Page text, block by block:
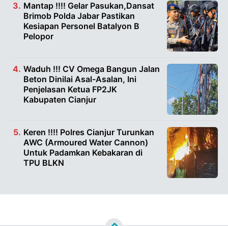
Mantap !!!! Gelar Pasukan,Dansat
Brimob Polda Jabar Pastikan
Kesiapan Personel Batalyon B
Pelopor
Waduh !!! CV Omega Bangun Jalan
Beton Dinilai Asal-Asalan, Ini
Penjelasan Ketua FP2JK
Kabupaten Cianjur
Keren !!!! Polres Cianjur Turunkan
AWC (Armoured Water Cannon)
Untuk Padamkan Kebakaran di
TPU BLKN